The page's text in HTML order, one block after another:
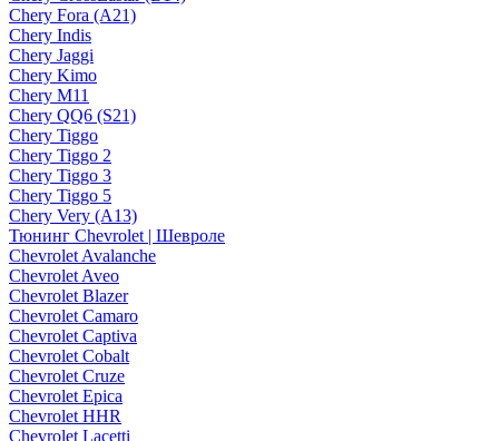
Chery Fora (A21)
Chery Indis
Chery Jaggi
Chery Kimo
Chery M11
Chery QQ6 (S21)
Chery Tiggo
Chery Tiggo 2
Chery Tiggo 3
Chery Tiggo 5
Chery Very (A13)
Тюнинг Chevrolet | Шевроле
Chevrolet Avalanche
Chevrolet Aveo
Chevrolet Blazer
Chevrolet Camaro
Chevrolet Captiva
Chevrolet Cobalt
Chevrolet Cruze
Chevrolet Epica
Chevrolet HHR
Chevrolet Lacetti